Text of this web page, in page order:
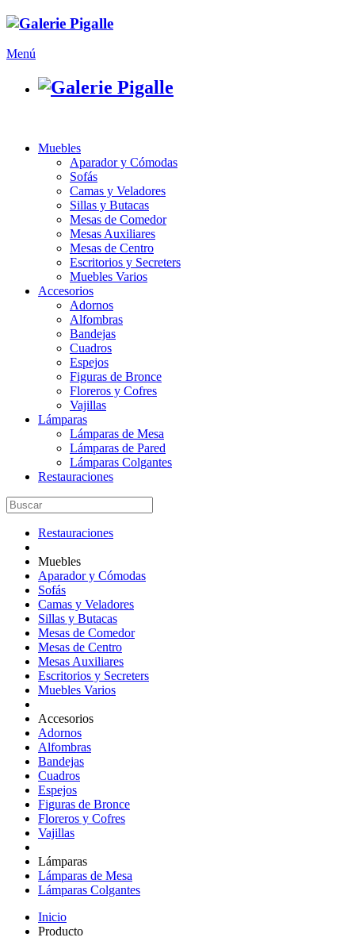
Menú
Muebles
Aparador y Cómodas
Sofás
Camas y Veladores
Sillas y Butacas
Mesas de Comedor
Mesas Auxiliares
Mesas de Centro
Escritorios y Secreters
Muebles Varios
Accesorios
Adornos
Alfombras
Bandejas
Cuadros
Espejos
Figuras de Bronce
Floreros y Cofres
Vajillas
Lámparas
Lámparas de Mesa
Lámparas de Pared
Lámparas Colgantes
Restauraciones
Restauraciones
Muebles
Aparador y Cómodas
Sofás
Camas y Veladores
Sillas y Butacas
Mesas de Comedor
Mesas de Centro
Mesas Auxiliares
Escritorios y Secreters
Muebles Varios
Accesorios
Adornos
Alfombras
Bandejas
Cuadros
Espejos
Figuras de Bronce
Floreros y Cofres
Vajillas
Lámparas
Lámparas de Mesa
Lámparas Colgantes
Inicio
Producto